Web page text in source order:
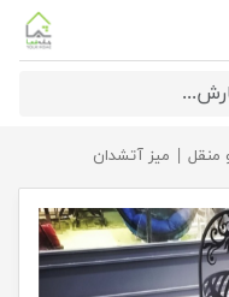
و منقل | میز آتشدان